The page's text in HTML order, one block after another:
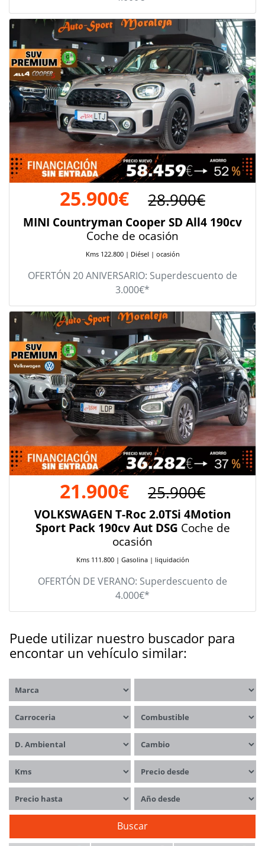
25.900€ 28.900€
MINI Countryman Cooper SD All4 190cv
Coche de ocasión
Kms 122.800 | Diésel | ocasión
OFERTÓN 20 ANIVERSARIO: Superdescuento de
3.000€*
21.900€ 25.900€
VOLKSWAGEN T-Roc 2.0TSi 4Motion
Sport Pack 190cv Aut DSG Coche de
ocasión
Kms 111.800 | Gasolina | liquidación
OFERTÓN DE VERANO: Superdescuento de
4.000€*
Puede utilizar nuestro buscador para
encontar un vehículo similar:
Marca
Carrocerías Combustible
Distintivo ambiental Cambio
Kms Precio desde
Precio hasta Año desde
Buscar